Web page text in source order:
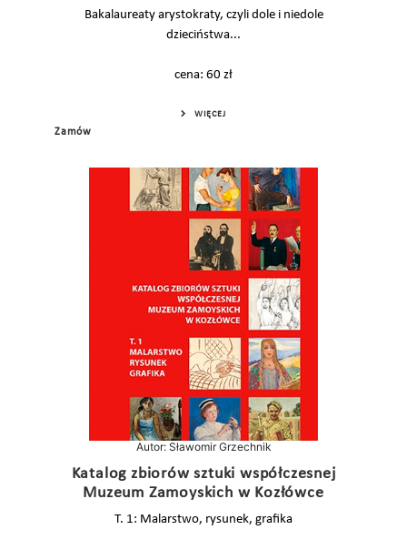
Bakalaureaty arystokraty, czyli dole i niedole
dzieciństwa...
cena: 60 zł
WIĘCEJ
Zamów
Autor: Sławomir Grzechnik
Katalog zbiorów sztuki współczesnej
Muzeum Zamoyskich w Kozłówce
T. 1: Malarstwo, rysunek, grafika